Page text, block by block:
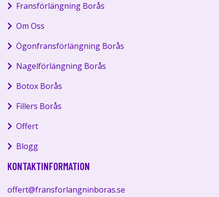
Fransförlängning Borås
Om Oss
Ögonfransförlängning Borås
Nagelförlängning Borås
Botox Borås
Fillers Borås
Offert
Blogg
KONTAKTINFORMATION
offert@fransforlangninboras.se